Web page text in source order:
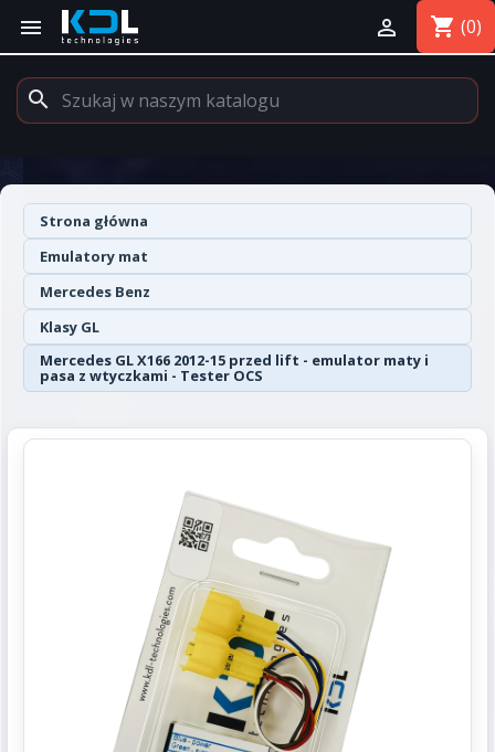
 shopping_cart (0)

search
Strona główna
Emulatory mat
Mercedes Benz
Klasy GL
Mercedes GL X166 2012-15 przed lift - emulator maty i
pasa z wtyczkami - Tester OCS